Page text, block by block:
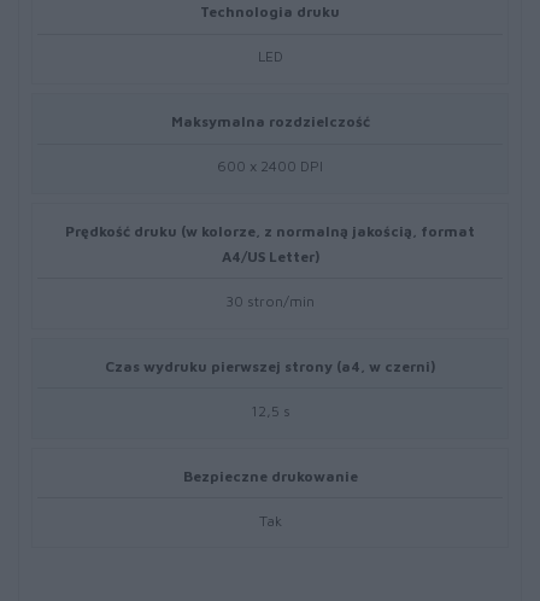
Technologia druku
LED
Maksymalna rozdzielczość
600 x 2400 DPI
Prędkość druku (w kolorze, z normalną jakością, format
A4/US Letter)
30 stron/min
Czas wydruku pierwszej strony (a4, w czerni)
12,5 s
Bezpieczne drukowanie
Tak